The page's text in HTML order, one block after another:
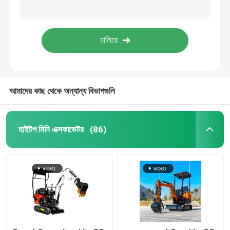
মিনি হাইড্রোলিক এক্সকাভেটর
মিনি স্কিড স্টিয়ার লোডার
ছোট চাকা লোডার
মিনি ক্রলার ডাম্পার
আমাদের কাছ থেকে অন্যান্য বিভাগগুলি
হাইটপ মিনি এক্সকাভেটর (86)